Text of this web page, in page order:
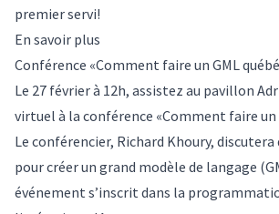
premier servi!
En savoir plus
Conférence «Comment faire un GML
Le 27 février à 12h, assistez au pavillon
virtuel à la conférence «Comment faire un
Le conférencier, Richard Khoury,
pour créer un grand modèle de langage
événement s’inscrit dans la